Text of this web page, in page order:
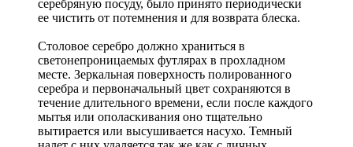
серебряную посуду, было принято периодически
ее чистить от потемнения и для возврата блеска.
Столовое серебро должно храниться в
светонепроницаемых футлярах в прохладном
месте. Зеркальная поверхность полированного
серебра и первоначальный цвет сохраняются в
течение длительного времени, если после каждого
мытья или ополаскивания оно тщательно
вытирается или высушивается насухо. Темный